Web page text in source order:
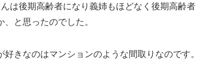
は後期高齢者になり義姉もほどなく後期高齢者
と思ったのでした。
きなのはマンションのような間取りなのです。